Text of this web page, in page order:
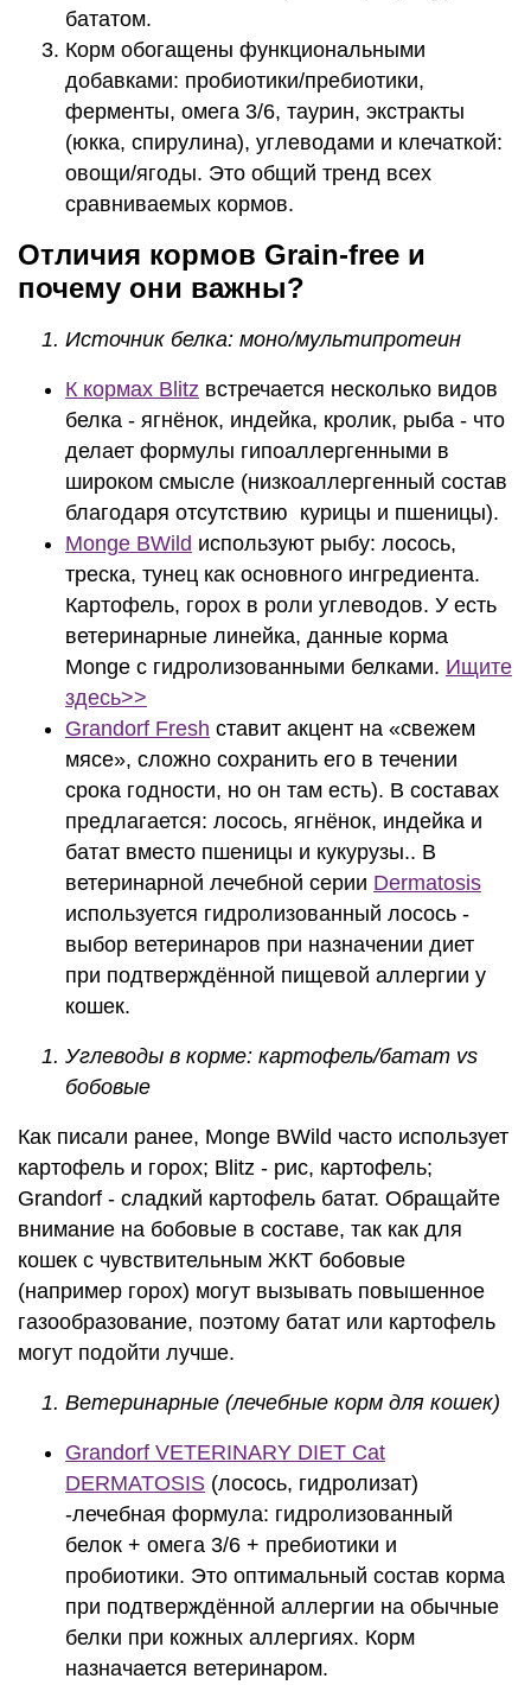
бататом.
Корм обогащены функциональными
добавками: пробиотики/пребиотики,
ферменты, омега 3/6, таурин, экстракты
(юкка, спирулина), углеводами и клечаткой:
овощи/ягоды. Это общий тренд всех
сравниваемых кормов.
Отличия кормов Grain-free и
почему они важны?
Источник белка: моно/мультипротеин
К кормах Blitz встречается несколько видов
белка - ягнёнок, индейка, кролик, рыба - что
делает формулы гипоаллергенными в
широком смысле (низкоаллергенный состав
благодаря отсутствию курицы и пшеницы).
Monge BWild используют рыбу: лосось,
треска, тунец как основного ингредиента.
Картофель, горох в роли углеводов. У есть
ветеринарные линейка, данные корма
Monge с гидролизованными белками. Ищите
здесь>>
Grandorf Fresh ставит акцент на «свежем
мясе», сложно сохранить его в течении
срока годности, но он там есть). В составах
предлагается: лосось, ягнёнок, индейка и
батат вместо пшеницы и кукурузы.. В
ветеринарной лечебной серии Dermatosis
используется гидролизованный лосось -
выбор ветеринаров при назначении диет
при подтверждённой пищевой аллергии у
кошек.
Углеводы в корме: картофель/батат vs
бобовые
Как писали ранее, Monge BWild часто использует
картофель и горох; Blitz - рис, картофель;
Grandorf - сладкий картофель батат. Обращайте
внимание на бобовые в составе, так как для
кошек с чувствительным ЖКТ бобовые
(например горох) могут вызывать повышенное
газообразование, поэтому батат или картофель
могут подойти лучше.
Ветеринарные (лечебные корм для кошек)
Grandorf VETERINARY DIET Cat
DERMATOSIS (лосось, гидролизат)
-лечебная формула: гидролизованный
белок + омега 3/6 + пребиотики и
пробиотики. Это оптимальный состав корма
при подтверждённой аллергии на обычные
белки при кожных аллергиях. Корм
назначается ветеринаром.